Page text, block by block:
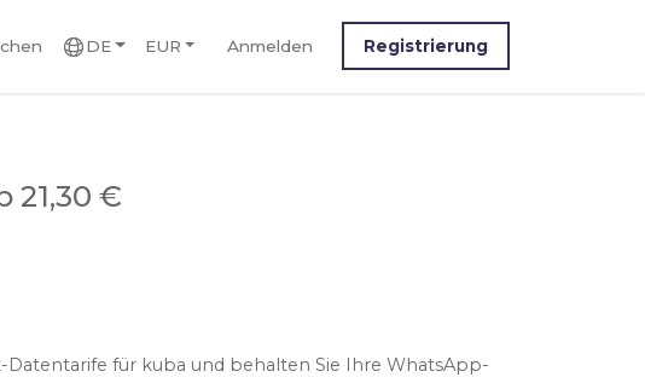
DE EUR Anmelden Registrierung
21,30 €
für kuba und behalten Sie Ihre WhatsApp-